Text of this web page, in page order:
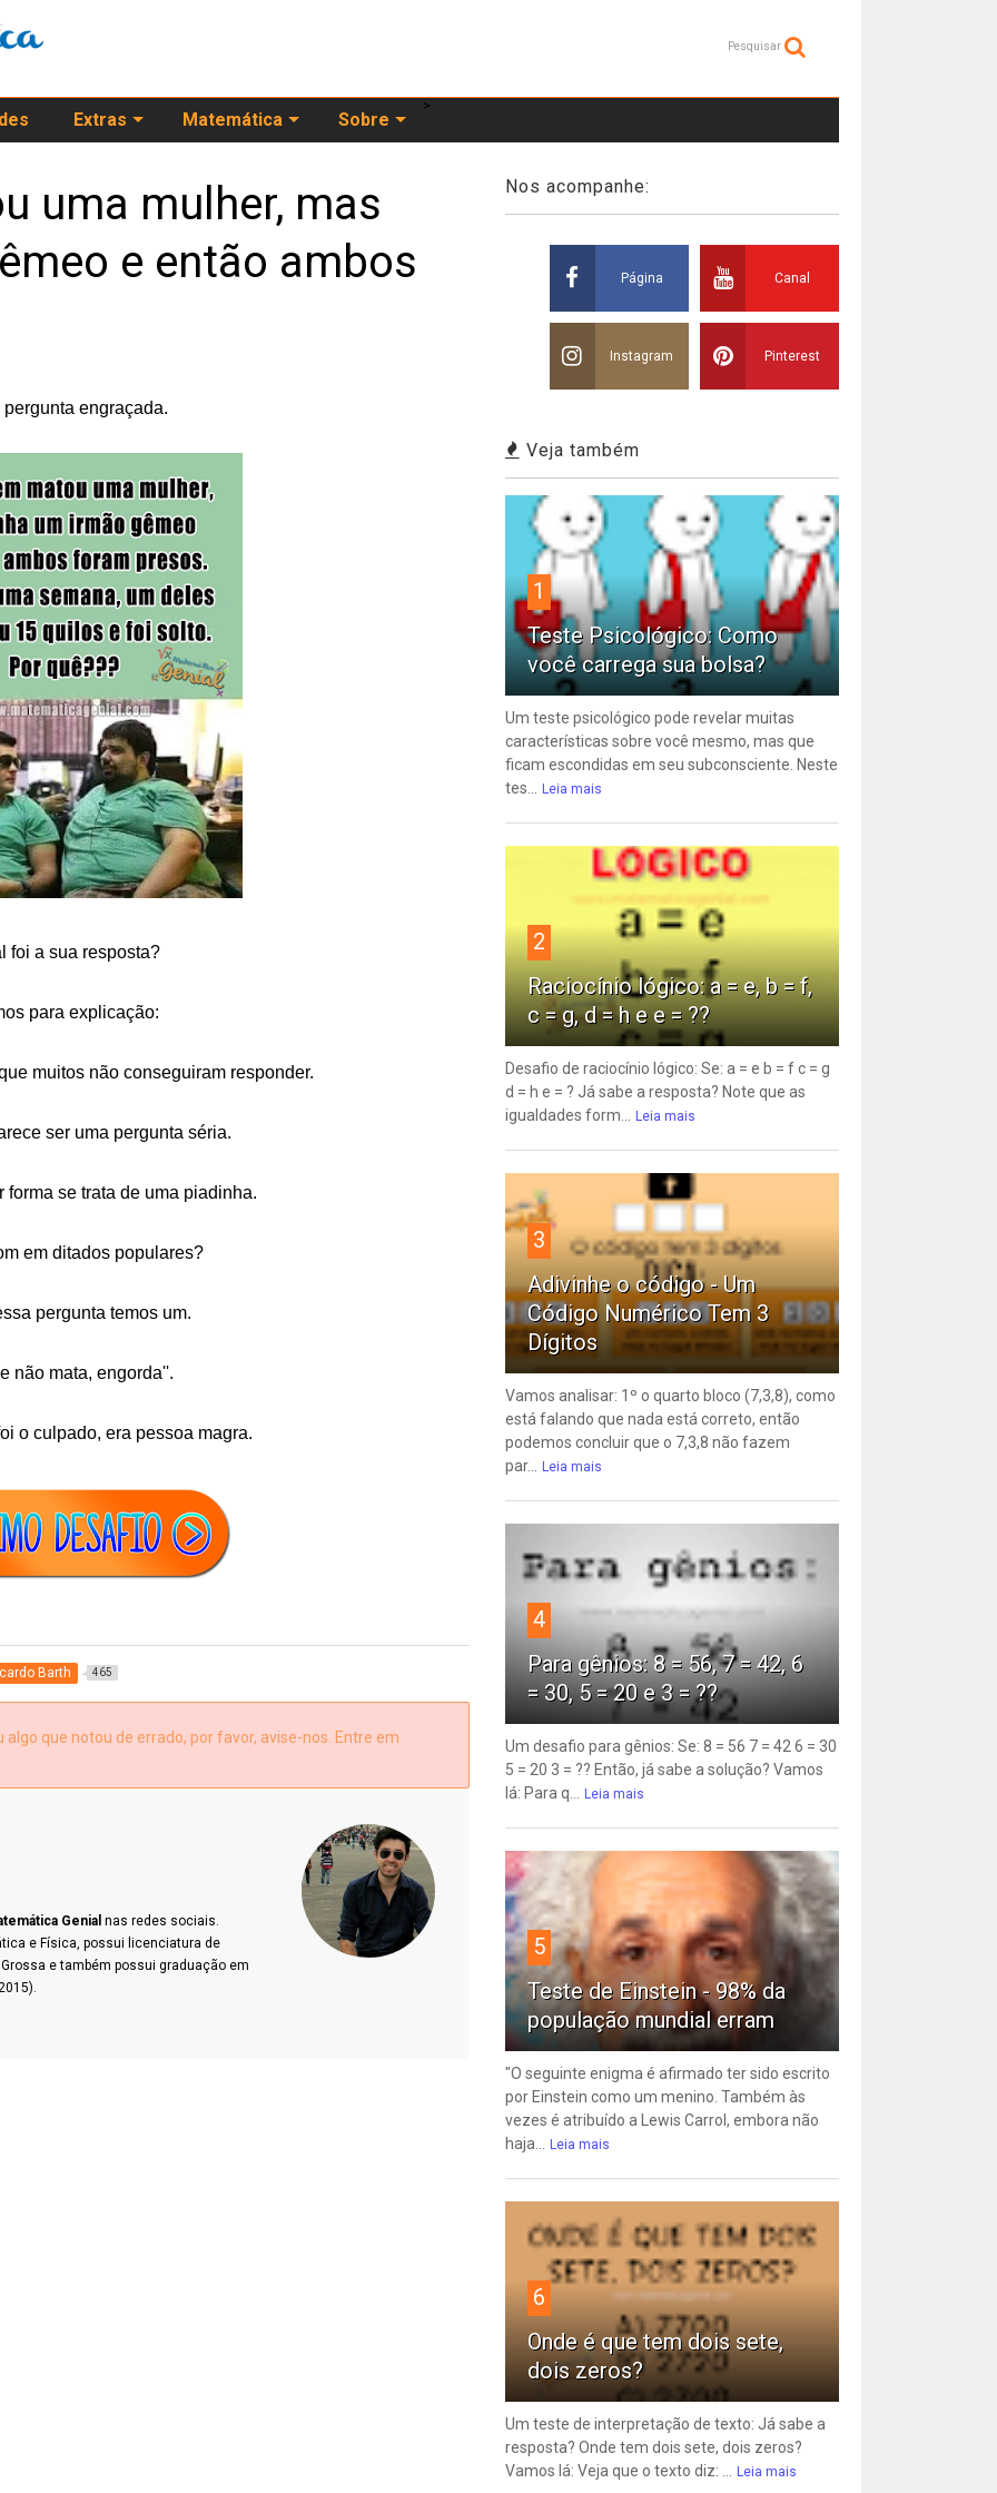
Pesquisar
Extras
>
Matemática Sobre
uma mulher, mas
e então ambos
pergunta engraçada.
foi a sua resposta?
para explicação:
muitos não conseguiram responder.
ser uma pergunta séria.
forma se trata de uma piadinha.
em ditados populares?
pergunta temos um.
não mata, engorda''.
o culpado, era pessoa magra.
Barth 465
que notou de errado, por favor, avise-nos. Entre em
Genial nas redes sociais.
e Física, possui licenciatura de
e também possui graduação em
Nos acompanhe:
Página Canal
Instagram Pinterest
Veja também
1
Teste Psicológico: Como
você carrega sua bolsa?
Um teste psicológico pode revelar muitas
características sobre você mesmo, mas que
ficam escondidas em seu subconsciente. Neste
tes...
Leia mais
2
Raciocínio lógico: a = e, b = f,
c = g, d = h e e = ??
Desafio de raciocínio lógico: Se: a = e b = f c = g
d = h e = ? Já sabe a resposta? Note que as
igualdades form...
Leia mais
3
Adivinhe o código - Um
Código Numérico Tem 3
Dígitos
Vamos analisar: 1º o quarto bloco (7,3,8), como
está falando que nada está correto, então
podemos concluir que o 7,3,8 não fazem
par...
Leia mais
4
Para gênios: 8 = 56, 7 = 42, 6
= 30, 5 = 20 e 3 = ??
Um desafio para gênios: Se: 8 = 56 7 = 42 6 = 30
5 = 20 3 = ?? Então, já sabe a solução? Vamos
lá: Para q...
Leia mais
5
Teste de Einstein - 98% da
população mundial erram
"O seguinte enigma é afirmado ter sido escrito
por Einstein como um menino. Também às
vezes é atribuído a Lewis Carrol, embora não
haja...
Leia mais
6
Onde é que tem dois sete,
dois zeros?
Um teste de interpretação de texto: Já sabe a
resposta? Onde tem dois sete, dois zeros?
Vamos lá: Veja que o texto diz: ...
Leia mais